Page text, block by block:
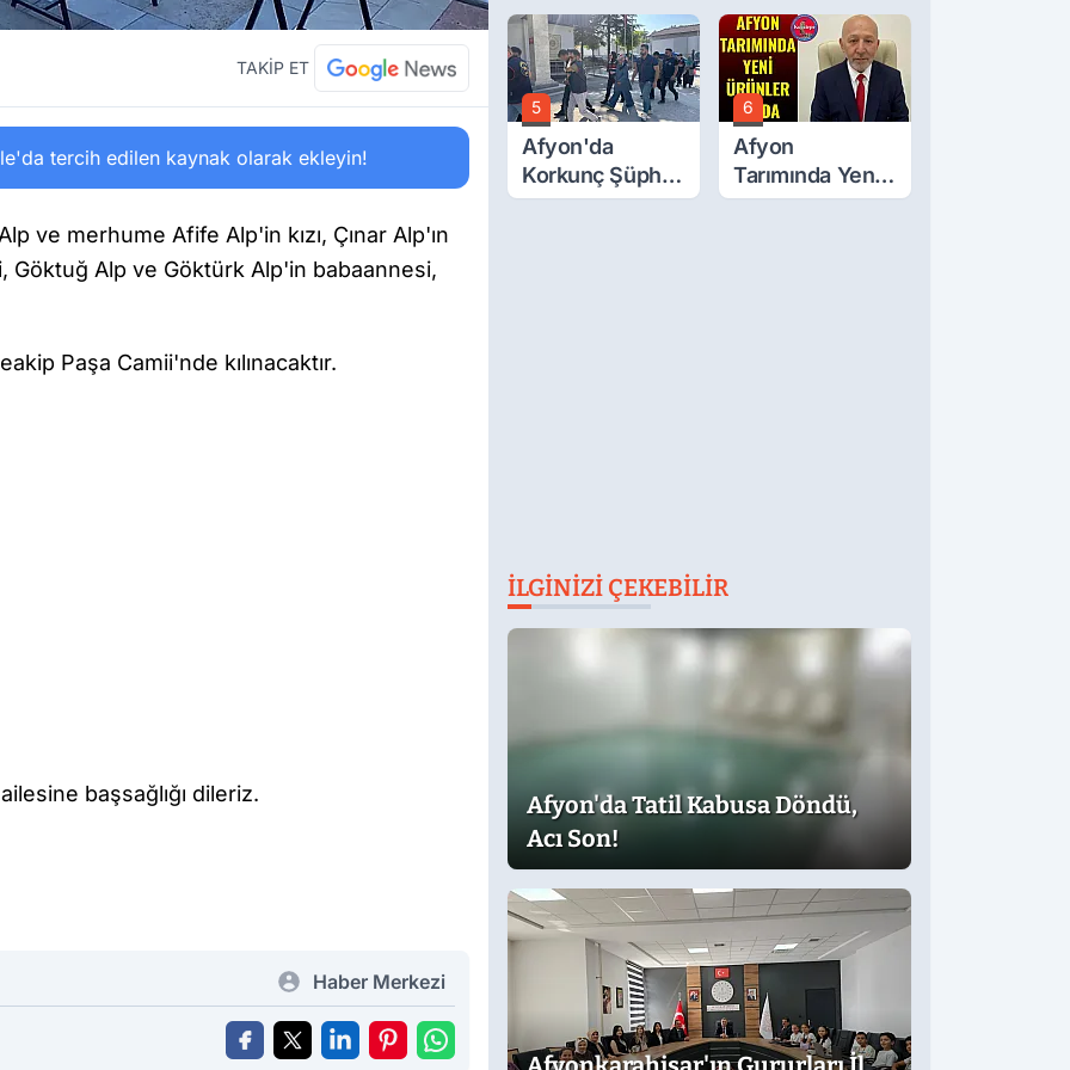
TAKİP ET
tercih edilen kaynak olarak ekleyin!
ve merhume Afife Alp'in kızı, Çınar Alp'ın
Göktuğ Alp ve Göktürk Alp'in babaannesi,
Paşa Camii'nde kılınacaktır.
başsağlığı dileriz.
Haber Merkezi
Atıldı
5
Afyon'da
Korkunç Şüphe!
Düştü Mü,
6
Afyon
Tarımında Yeni
Ürünler Yolda
İLGINIZI ÇEKEBILIR
Afyon'da Tatil Kabusa Döndü,
Acı Son!